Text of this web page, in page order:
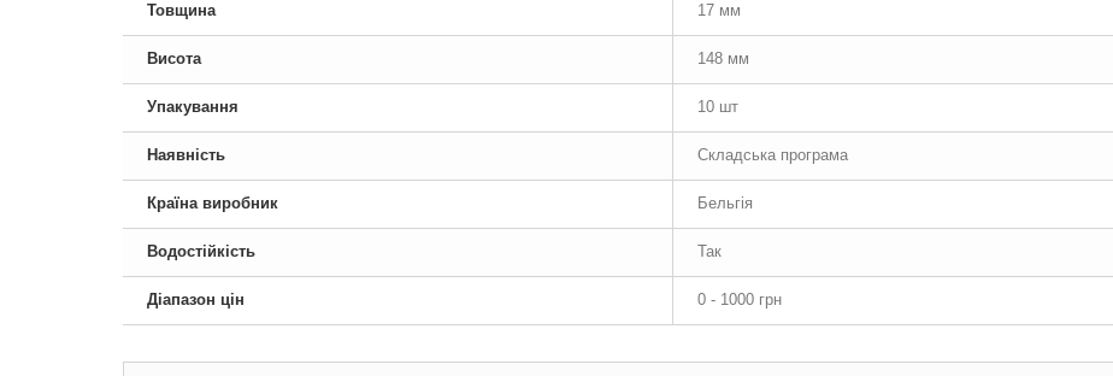
Товщина 17 мм
Висота 148 мм
Упакування 10 шт
Наявність Складська програма
Країна виробник Бельгія
Водостійкість Так
Діапазон цін 0 - 1000 грн